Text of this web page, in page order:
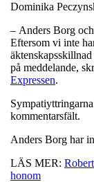
Dominika
– Anders Borg
Eftersom vi inte
på meddelande,
Expressen.
kommentarsfält.
Anders Borg har
LÄS MER:
honom